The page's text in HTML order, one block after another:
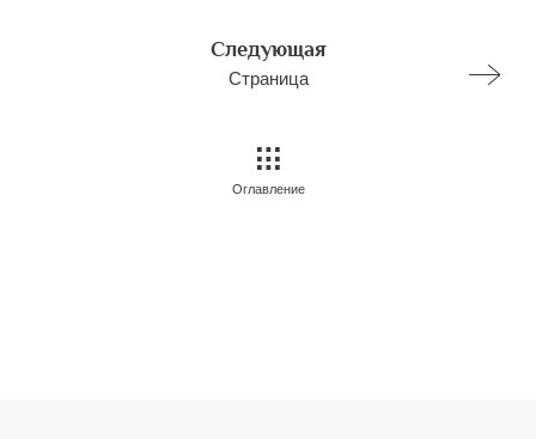
Следующая
Страница
Оглавление